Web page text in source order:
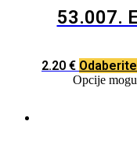
53.007.
2.20 €
Opcije